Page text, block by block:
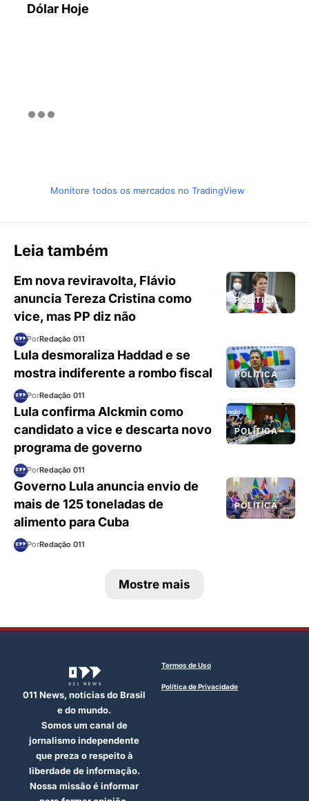
Dólar Hoje
Monitore todos os mercados no TradingView
Leia também
POLÍTICA
Em nova reviravolta, Flávio
anuncia Tereza Cristina como
vice, mas PP diz não
PorRedação 011
POLÍTICA
Lula desmoraliza Haddad e se
mostra indiferente a rombo fiscal
PorRedação 011
POLÍTICA
Lula confirma Alckmin como
candidato a vice e descarta novo
programa de governo
PorRedação 011
POLÍTICA
Governo Lula anuncia envio de
mais de 125 toneladas de
alimento para Cuba
PorRedação 011
Mostre mais
011 News, notícias do Brasil
e do mundo.
Somos um canal de
jornalismo independente
que preza o respeito à
liberdade de informação.
Nossa missão é informar
Termos de Uso
Política de Privacidade